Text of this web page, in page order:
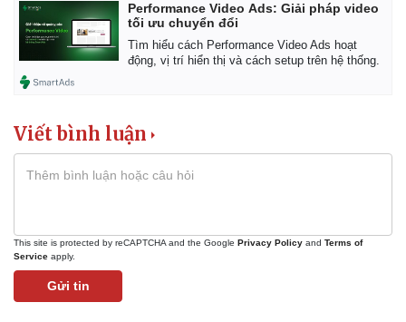
Performance Video Ads: Giải pháp video
tối ưu chuyển đổi
Tìm hiểu cách Performance Video Ads hoạt
động, vị trí hiển thị và cách setup trên hệ thống.
Viết bình luận
This site is protected by reCAPTCHA and the Google Privacy Policy and Terms of
Service apply.
Gửi tin